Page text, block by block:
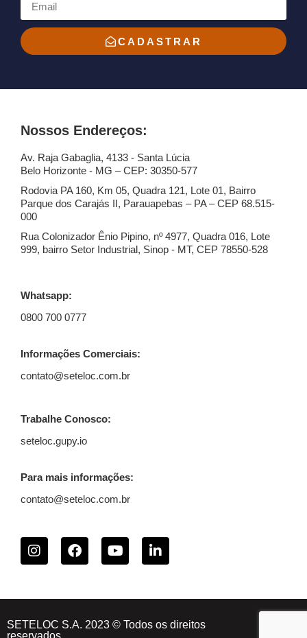
Nossos Endereços:
Av. Raja Gabaglia, 4133 - Santa Lúcia
Belo Horizonte - MG – CEP: 30350-577
Rodovia PA 160, Km 05, Quadra 121, Lote 01, Bairro
Parque dos Carajás II, Parauapebas – PA – CEP 68.515-
000
Rua Colonizador Ênio Pipino, nº 4977, Quadra 016, Lote
999, bairro Setor Industrial, Sinop - MT, CEP 78550-528
Whatsapp:
0800 700 0777
Informações Comerciais:
contato@seteloc.com.br
Trabalhe Conosco:
seteloc.gupy.io
Para mais informações:
contato@seteloc.com.br
CADASTRAR
SETELOC S.A. 2023 © Todos os direitos
reservados